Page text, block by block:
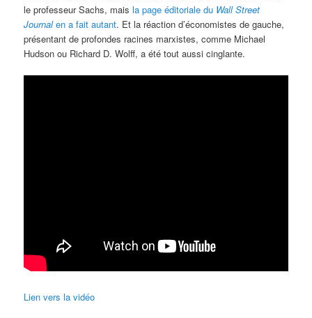
le professeur Sachs, maisla page éditoriale du Wall Street
Journalen a fait autant. Et la réaction d’économistes de gauche,
présentant de profondes racines marxistes, comme Michael
Hudson ou Richard D. Wolff, a été tout aussi cinglante.
Lien vers la vidéo